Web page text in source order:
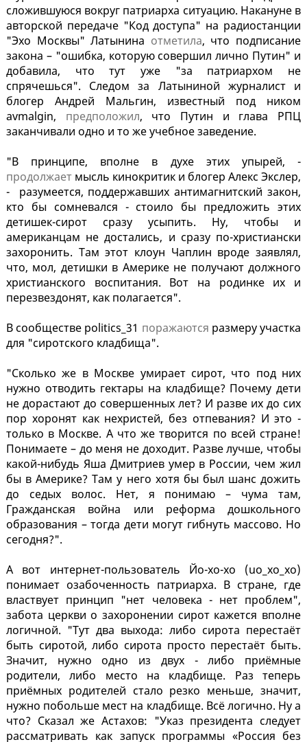
сложившуюся вокруг патриарха ситуацию. Накануне в
авторской передаче "Код доступа" на радиостанции
"Эхо Москвы" Латынина отметила, что подписание
закона – "ошибка, которую совершил лично Путин" и
добавила, что тут уже "за патриархом не
спрячешься". Следом за Латыниной журналист и
блогер Андрей Мальгин, известный под ником
avmalgin, предположил, что Путин и глава РПЦ
заканчивали одно и то же учебное заведение.
"В принципе, вполне в духе этих упырей, -
продолжает мысль кинокритик и блогер Алекс Экслер,
- разумеется, поддержавших антимагнитский закон,
кто бы сомневался - стоило бы предложить этих
детишек-сирот сразу усыпить. Ну, чтобы и
американцам не достались, и сразу по-христиански
захоронить. Там этот клоун Чаплин вроде заявлял,
что, мол, детишки в Америке не получают должного
христианского воспитания. Вот на родинке их и
перезвездонят, как полагается".
В сообществе politics_31 поражаются размеру участка
для "сиротского кладбища".
"Сколько же в Москве умирает сирот, что под них
нужно отводить гектары на кладбище? Почему дети
не дорастают до совершенных лет? И разве их до сих
пор хоронят как нехристей, без отпевания? И это -
только в Москве. А что же творится по всей стране!
Понимаете – до меня не доходит. Разве лучше, чтобы
какой-нибудь Яша Дмитриев умер в России, чем жил
бы в Америке? Там у него хотя бы был шанс дожить
до седых волос. Нет, я понимаю – чума там,
Гражданская война или реформа дошкольного
образования – тогда дети могут гибнуть массово. Но
сегодня?".
А вот интернет-пользователь Йо-хо-хо (uo_xo_xo)
понимает озабоченность патриарха. В стране, где
властвует принцип "нет человека - нет проблем",
забота церкви о захоронении сирот кажется вполне
логичной. "Тут два выхода: либо сирота перестаёт
быть сиротой, либо сирота просто перестаёт быть.
Значит, нужно одно из двух - либо приёмные
родители, либо место на кладбище. Раз теперь
приёмных родителей стало резко меньше, значит,
нужно побольше мест на кладбище. Всё логично. Ну а
что? Сказал же Астахов: "Указ президента следует
рассматривать как запуск программы «Россия без